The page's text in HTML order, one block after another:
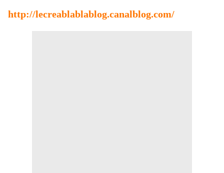
http://lecreablablablog.canalblog.com/